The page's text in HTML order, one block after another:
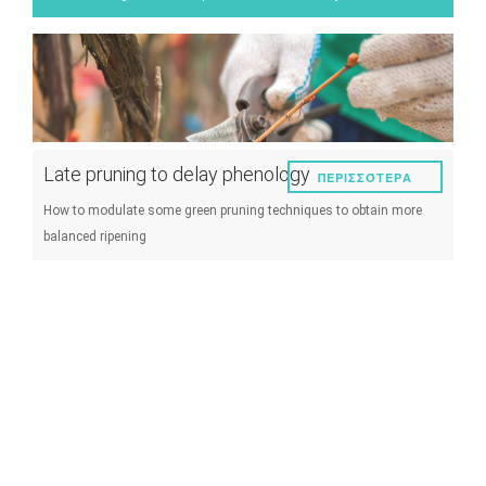
Παράσιτα και ασθένειες
Διαχείριση αμπελώνα
Τεχνικές οινοποιήσης
Late pruning to delay phenology
How to modulate some green pruning techniques to obtain more
balanced ripening
ΠΕΡΙΣΣΌΤΕΡΑ